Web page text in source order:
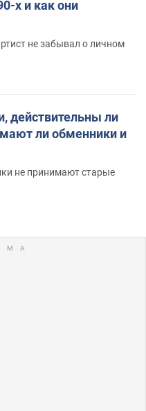
х и как они
не забывал о личном
действительны ли
ли обменники и
не принимают старые